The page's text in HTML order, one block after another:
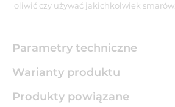
oliwić czy używać jakichkolwiek smarów.
Parametry techniczne
Warianty produktu
Produkty powiązane